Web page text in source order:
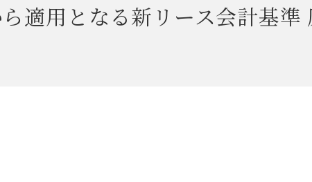
適用となる新リース会計基